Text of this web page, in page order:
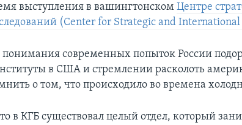
выступления в вашингтонскомЦентре
(Center for Strategic and International
современных попыток России
в США и стремлении расколоть
о том, что происходило во времена
в КГБ существовал целый отдел, который